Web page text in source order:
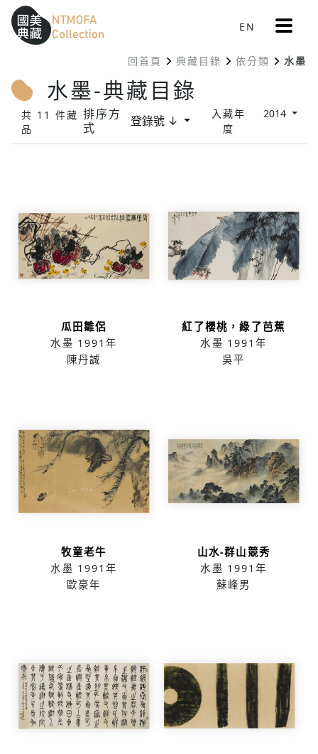
跳到中間主要內容區
網站導覽
::: EN 更
多
單
回首頁 典藏目錄 依分類 水墨
水墨-典藏目錄
共 11 件藏
品
排序方
式
登錄號 ↓
入藏年
度
2014
瓜田雛侶
水墨 1991年
陳丹誠
紅了櫻桃，綠了芭蕉
水墨 1991年
吳平
牧童老牛
水墨 1991年
歐豪年
山水-群山競秀
水墨 1991年
蘇峰男